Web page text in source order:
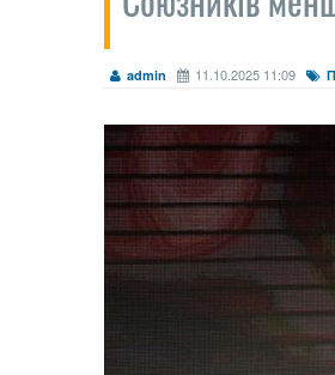
admin 11.10.2025 11:09